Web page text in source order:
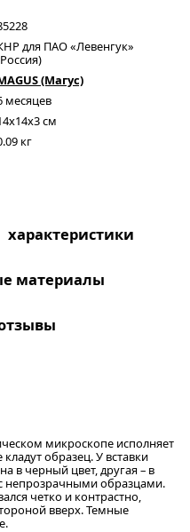
для ПАО «Левенгук»
(Магус)
месяцев
см
кг
характеристики
материалы
микроскопе исполняет
образец. У вставки
в черный цвет, другая – в
непрозрачными образцами.
четко и контрастно,
вверх. Темные